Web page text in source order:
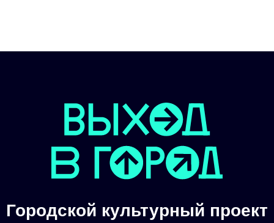
Городской культурный проект